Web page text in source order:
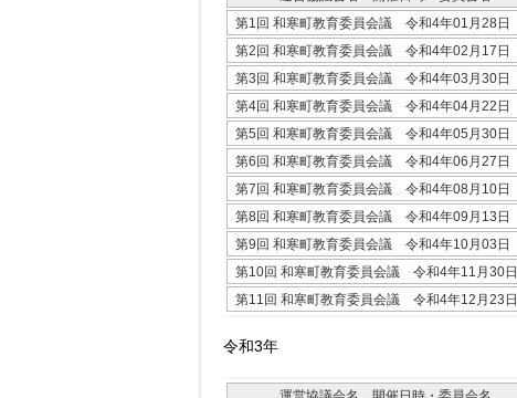
第1回 和寒町教育委員会議 令和4年01月28日
第2回 和寒町教育委員会議 令和4年02月17日
第3回 和寒町教育委員会議 令和4年03月30日
第4回 和寒町教育委員会議 令和4年04月22日
第5回 和寒町教育委員会議 令和4年05月30日
第6回 和寒町教育委員会議 令和4年06月27日
第7回 和寒町教育委員会議 令和4年08月10日
第8回 和寒町教育委員会議 令和4年09月13日
第9回 和寒町教育委員会議 令和4年10月03日
第10回 和寒町教育委員会議 令和4年11月30日
第11回 和寒町教育委員会議 令和4年12月23日
令和3年
運営協議会名 開催日時・委員会名